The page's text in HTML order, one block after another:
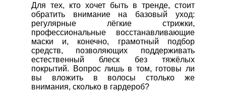
Для тех, кто хочет быть в тренде, стоит
обратить внимание на базовый уход:
регулярные лёгкие стрижки,
профессиональные восстанавливающие
маски и, конечно, грамотный подбор
средств, позволяющих поддерживать
естественный блеск без тяжёлых
покрытий. Вопрос лишь в том, готовы ли
вы вложить в волосы столько же
внимания, сколько в гардероб?